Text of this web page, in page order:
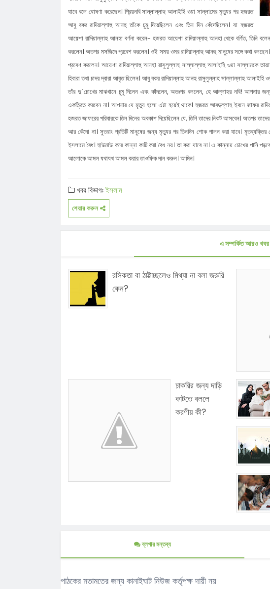
কেন্দ্রীয় নেতারা
ধনমাইরমাটি সরকারি প্রাথমিক বিদ্যালয়ের এসএমসি
সভাপতি ফের হাফিজ আহমদ সুজন
কানাইঘাটে ইসলামী ব্যাংকের রেমিট্যান্স গ্রাহক সমাবেশ,
বৈধপথে অর্থ পাঠানোর আহ্বান
তিন মাসে কানাইঘাটের ১৬ জনের অস্বাভাবিক
মৃত্যু,বাড়ছে উদ্বেগ
লোভাছড়ার জব্দকৃত পাথর চুরির হিড়িক, রাতের আঁধারে
আটগ্রামে পাচার
কানাইঘাটের বিশিষ্ট সালিশ ব্যক্তিত্ব ওয়াছির আলীর
কানাইঘাট-জকিগঞ্জের নদীপাড়ের মানুষ
কানাইঘাটে গণঅভ্যুত্থান দিবস পালিত
যাবে বলে ঘোষণা করেছেন। প্রিয়নবি সাল্লাল্লাহু আলাইহি ওয়া সাল্লামের মৃত্যুর পর হজরত
আবু বকর রাদিয়াল্লাহু আনহু তাঁকে চুমু দিয়েছিলেন এবং তিন দিন কেঁদেছিলেন। যা হজরত
আয়েশা রাদিয়াল্লাহু আনহা বর্ণনা করেন- হজরত আয়েশা রাদিয়াল্লাহু আনহা থেকে বর্ণিত, তিনি
করলেন। অতপর মসজিদে প্রবেশ করলেন। ওই সময় ওমর রাদিয়াল্লাহু আনহু মানুষের সঙ্গে কথা
প্রবেশ করলেন। আয়েশা রাদিয়াল্লাহু আনহা রাসুলুল্লাহ সাল্লাল্লাহু আলাইহি ওয়া সাল্লামকে
হিবারা তথা চাদর দ্বারা আবৃত ছিলেন। আবু বকর রাদিয়াল্লাহু আনহু রাসুলুল্লাহ সাল্লাল্লাহু
তাঁর দু`চোখের মাঝখানে চুমু দিলেন এবং কাঁদলেন, অতঃপর বললেন, হে আল্লাহর নবি! আপনার
একত্রিত করবেন না। আপনার যে মৃত্যু হলো এটা হয়েই থাকে। হজরত আবদুল্লাহ ইবনে জাফর
হজরত জাফরের পরিবারকে তিন দিনের অবকাশ দিয়েছিলেন যে, তিনি তাদের নিকট আসবেন। অতপর
আর কেঁদো না। সুতরাং প্রতিটি মানুষের জন্য মৃত্যুর পর তিনদিন শোক পালন করা যাবে। মৃতব্যক্তির
ইসলামে বৈধ। হাউমাউ করে কান্না কাটি করা বৈধ নয়। তা করা যাবে না। এ কান্নায় চোখের পানি
আলোকে আমল যথাযথ আমল করার তাওফিক দান করুন। আমিন।
খবর বিভাগঃইসলাম
শেয়ার করুন
এ সম্পর্কিত আরও খবর
রসিকতা বা ঠাট্টাচ্ছলেও মিথ্যা না বলা জরুরি
কেন?
চাকরির জন্য দাড়ি
কাটতে বললে
করণীয় কী?
ব্লগার মন্তব্য
পাঠকের মতামতের জন্য কানাইঘাট নিউজ কর্তৃপক্ষ দায়ী নয়